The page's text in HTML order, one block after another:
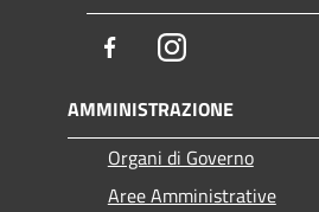
FacebookInstagram
AMMINISTRAZIONE
Organi di Governo
Aree Amministrative